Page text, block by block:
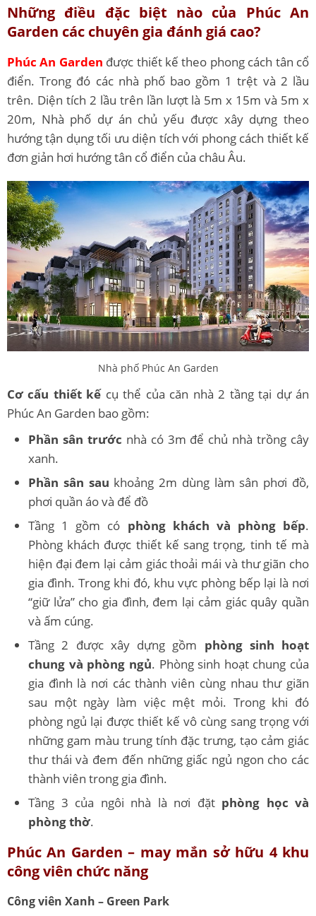
Những điều đặc biệt nào của Phúc An
Garden các chuyên gia đánh giá cao?
Phúc An Garden được thiết kế theo phong cách tân cổ
điển. Trong đó các nhà phố bao gồm 1 trệt và 2 lầu
trên. Diện tích 2 lầu trên lần lượt là 5m x 15m và 5m x
20m, Nhà phố dự án chủ yếu được xây dựng theo
hướng tận dụng tối ưu diện tích với phong cách thiết kế
đơn giản hơi hướng tân cổ điển của châu Âu.
Nhà phố Phúc An Garden
Cơ cấu thiết kếcụ thể của căn nhà 2 tầng tại dự án
Phúc An Garden bao gồm:
Phần sân trước nhà có 3m để chủ nhà trồng cây
xanh.
Phần sân sau khoảng 2m dùng làm sân phơi đồ,
phơi quần áo và để đồ
Tầng 1 gồm có phòng khách và phòng bếp.
Phòng khách được thiết kế sang trọng, tinh tế mà
hiện đại đem lại cảm giác thoải mái và thư giãn cho
gia đình. Trong khi đó, khu vực phòng bếp lại là nơi
“giữ lửa” cho gia đình, đem lại cảm giác quây quần
và ấm cúng.
Tầng 2 được xây dựng gồm phòng sinh hoạt
chung và phòng ngủ. Phòng sinh hoạt chung của
gia đình là nơi các thành viên cùng nhau thư giãn
sau một ngày làm việc mệt mỏi. Trong khi đó
phòng ngủ lại được thiết kế vô cùng sang trọng với
những gam màu trung tính đặc trưng, tạo cảm giác
thư thái và đem đến những giấc ngủ ngon cho các
thành viên trong gia đình.
Tầng 3 của ngôi nhà là nơi đặt phòng học và
phòng thờ.
Phúc An Garden – may mắn sở hữu 4 khu
công viên chức năng
Công viên Xanh – Green Park